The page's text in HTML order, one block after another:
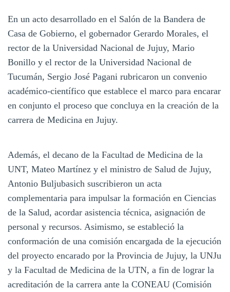
En un acto desarrollado en el Salón de la Bandera de
Casa de Gobierno, el gobernador Gerardo Morales, el
rector de la Universidad Nacional de Jujuy, Mario
Bonillo y el rector de la Universidad Nacional de
Tucumán, Sergio José Pagani rubricaron un convenio
académico-científico que establece el marco para encarar
en conjunto el proceso que concluya en la creación de la
carrera de Medicina en Jujuy.
Además, el decano de la Facultad de Medicina de la
UNT, Mateo Martínez y el ministro de Salud de Jujuy,
Antonio Buljubasich suscribieron un acta
complementaria para impulsar la formación en Ciencias
de la Salud, acordar asistencia técnica, asignación de
personal y recursos. Asimismo, se estableció la
conformación de una comisión encargada de la ejecución
del proyecto encarado por la Provincia de Jujuy, la UNJu
y la Facultad de Medicina de la UTN, a fin de lograr la
acreditación de la carrera ante la CONEAU (Comisión